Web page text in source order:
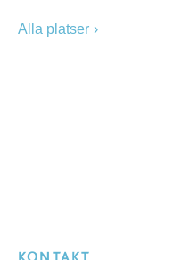
Alla platser